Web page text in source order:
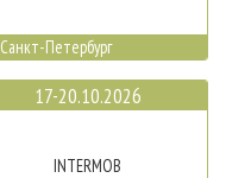
Санкт-Петербург
17-20.10.2026
INTERMOB